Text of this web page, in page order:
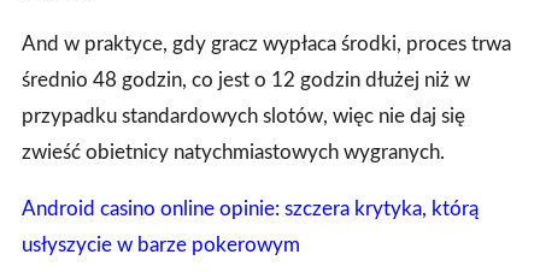
And w praktyce, gdy gracz wypłaca środki, proces trwa
średnio 48 godzin, co jest o 12 godzin dłużej niż w
przypadku standardowych slotów, więc nie daj się
zwieść obietnicy natychmiastowych wygranych.
Android casino online opinie: szczera krytyka, którą
usłyszycie w barze pokerowym